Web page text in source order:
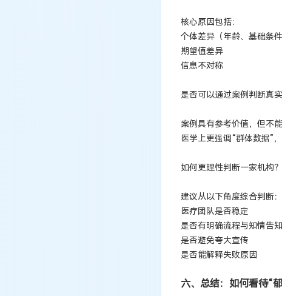
核心原因包括：
个体差异（年龄、基础条件
期望值差异
信息不对称
是否可以通过案例判断真实
案例具有参考价值，但不
医学上更强调“群体数据”
如何更理性判断一家机构？
建议从以下角度综合判断：
医疗团队是否稳定
是否有明确流程与知情告知
是否避免夸大宣传
是否能解释失败原因
六、总结：如何看待“